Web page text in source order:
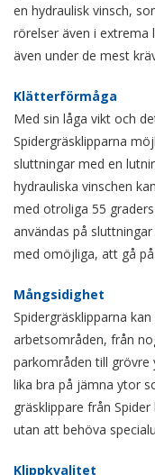
en hydraulisk vinsch,
rörelser även i extrema
även under de mest
Klätterförmåga
Med sin låga vikt och
Spidergräsklipparna
sluttningar med en
hydrauliska vinschen
med otroliga 55
användas på
med omöjliga, att gå på.
Mångsidighet
Spidergräsklipparna
arbetsområden, från
parkområden till grövre
lika bra på jämna ytor
gräsklippare från
utan att behöva
Klippkvalitet